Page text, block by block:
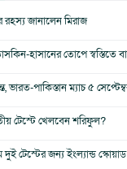
রহস্য জানালেন মিরাজ
হাসানের তোপে স্বস্তিতে
ভারত-পাকিস্তান ম্যাচ ৫
টেস্টে খেলবেন শরিফুল?
দুই টেস্টের জন্য ইংল্যান্ড